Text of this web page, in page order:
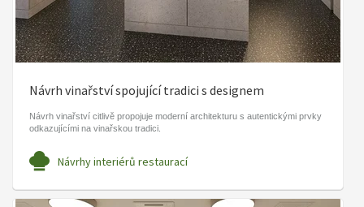
Návrh vinařství spojující tradici s designem
Návrh vinařství citlivě propojuje moderní architekturu s autentickými prvky
odkazujícími na vinařskou tradici.
Návrhy interiérů restaurací